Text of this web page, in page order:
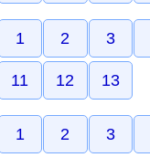
1 2 3
11 12 13
1 2 3